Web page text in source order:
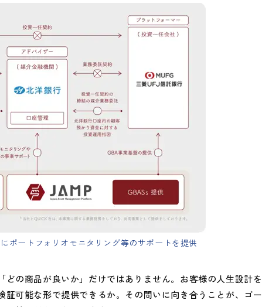
ポートフォリオモニタリング等のサポートを提供
の商品が良いか」だけではありません。お客様の人生設計を
可能な形で提供できるか。その問いに向き合うことが、ゴー